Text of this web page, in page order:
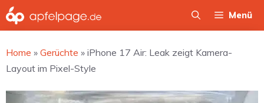
Zum
Inhalt
Menü
Home » Gerüchte » iPhone 17 Air: Leak zeigt Kamera-
Layout im Pixel-Style